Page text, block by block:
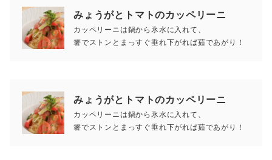
みょうがとトマトのカッペリーニ
カッペリーニは鍋から氷水に入れて、
箸でストンとまっすぐ垂れ下がれば茹であがり！
みょうがとトマトのカッペリーニ
カッペリーニは鍋から氷水に入れて、
箸でストンとまっすぐ垂れ下がれば茹であがり！